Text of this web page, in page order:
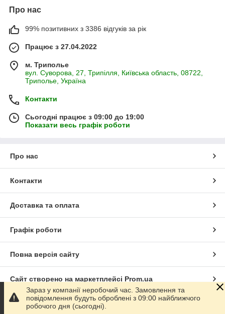
Про нас
99% позитивних з 3386 відгуків за рік
Працює з 27.04.2022
м. Триполье
вул. Суворова, 27, Трипілля, Київська область, 08722,
Триполье, Україна
Контакти
Сьогодні працює з 09:00 до 19:00
Показати весь графік роботи
Про нас
Контакти
Доставка та оплата
Графік роботи
Повна версія сайту
Сайт створено на маркетплейсі Prom.ua
Політика конфіденційності
Зараз у компанії неробочий час. Замовлення та
повідомлення будуть оброблені з 09:00 найближчого
робочого дня (сьогодні).